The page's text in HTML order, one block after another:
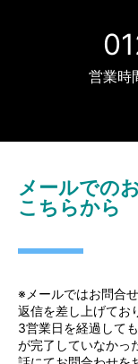
営業時
メールでの
こちらから
※メールではお問合
返信を差し上げてお
3営業日を経過して
が完了していなかっ